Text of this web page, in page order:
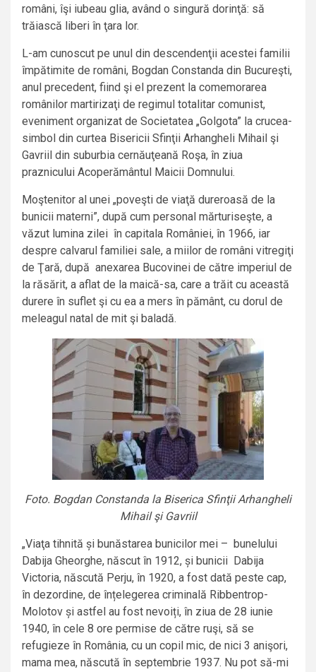
români, îşi iubeau glia, având o singură dorinţă: să
trăiască liberi în ţara lor.
L-am cunoscut pe unul din descendenţii acestei familii
împătimite de români, Bogdan Constanda din Bucureşti,
anul precedent, fiind şi el prezent la comemorarea
românilor martirizaţi de regimul totalitar comunist,
eveniment organizat de Societatea „Golgota” la crucea-
simbol din curtea Bisericii Sfinţii Arhangheli Mihail şi
Gavriil din suburbia cernăuţeană Roşa, în ziua
praznicului Acoperământul Maicii Domnului.
Moştenitor al unei „poveşti de viaţă dureroasă de la
bunicii materni”, după cum personal mărturiseşte, a
văzut lumina zilei în capitala României, în 1966, iar
despre calvarul familiei sale, a miilor de români vitregiţi
de Ţară, după anexarea Bucovinei de către imperiul de
la răsărit, a aflat de la maică-sa, care a trăit cu această
durere în suflet şi cu ea a mers în pământ, cu dorul de
meleagul natal de mit şi baladă.
Foto. Bogdan Constanda la Biserica Sfinţii Arhangheli
Mihail şi Gavriil
„Viaţa tihnită și bunăstarea bunicilor mei – bunelului
Dabija Gheorghe, născut în 1912, și bunicii Dabija
Victoria, născută Perju, în 1920, a fost dată peste cap,
în dezordine, de înțelegerea criminală Ribbentrop-
Molotov și astfel au fost nevoiți, în ziua de 28 iunie
1940, în cele 8 ore permise de către ruşi, să se
refugieze în România, cu un copil mic, de nici 3 anişori,
mama mea, născută în septembrie 1937. Nu pot să-mi